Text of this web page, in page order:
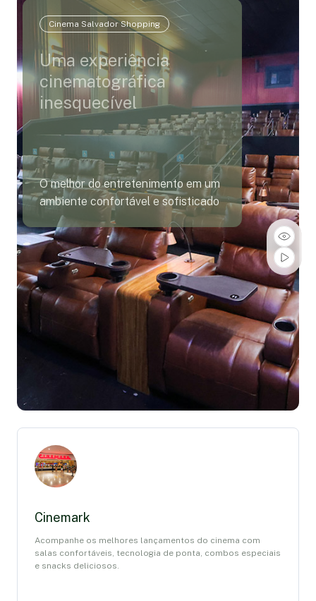
Cinema Salvador Shopping
Uma experiência
cinematográfica
inesquecível
O melhor do entretenimento em um
ambiente confortável e sofisticado
Cinemark
Acompanhe os melhores lançamentos do cinema com
salas confortáveis, tecnologia de ponta, combos especiais
e snacks deliciosos.